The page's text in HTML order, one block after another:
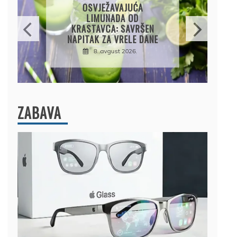
KROMPIRUŠA IZLIVAČA:
JEDNOSTAVNA PITA BEZ
KORA, HRSKAVA I
UKUSNA
8. avgust 2026.
ZABAVA